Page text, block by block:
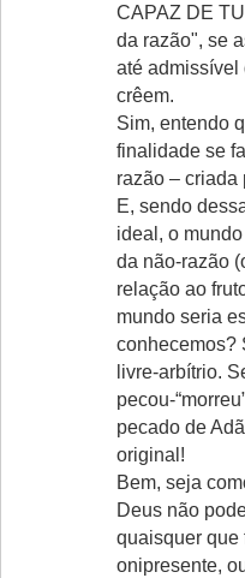
CAPAZ DE
da razão", se
até admissível
crêem.
Sim, entendo
finalidade se
razão – criada
E, sendo
ideal, o
da não-razão
relação ao
mundo seria
conhecemos?
livre-arbítrio.
pecou-
pecado de
original!
Bem, seja
Deus não
quaisquer que
onipresente,